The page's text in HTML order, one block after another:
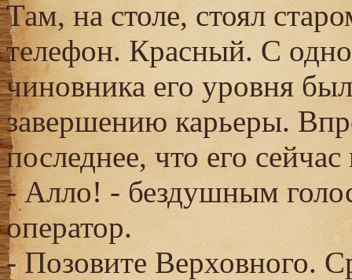
Там, на столе, стоял
телефон. Красный. С
чиновника его уровня
завершению карьеры.
последнее, что его сейчас
- Алло! - бездушным
оператор.
- Позовите Верховного.